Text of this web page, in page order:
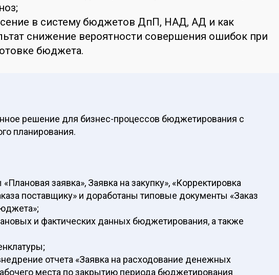
в систему бюджетов ДпП, НАД, АД и как
снижение вероятности совершения ошибок при
бюджета.
решение для бизнес-процессов бюджетирования с
планирования.
заявка», Заявка на закупку», «Корректировка
поставщику» и доработаны типовые документы «Заказ
и фактических данных бюджетирования, а также
отчета «Заявка на расходование денежных
места по закрытию периода бюджетирования